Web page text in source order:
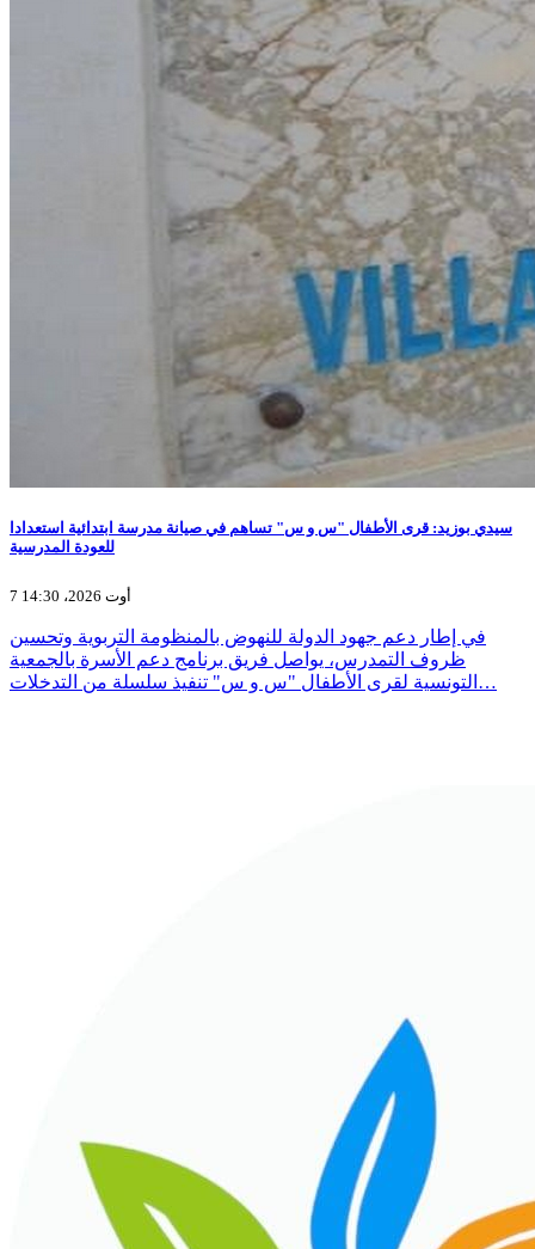
سيدي بوزيد: قرى الأطفال "س و س" تساهم في صيانة مدرسة ابتدائية استعدادا
للعودة المدرسية
7 أوت 2026، 14:30
في إطار دعم جهود الدولة للنهوض بالمنظومة التربوية وتحسين
ظروف التمدرس، يواصل فريق برنامج دعم الأسرة بالجمعية
التونسية لقرى الأطفال "س و س" تنفيذ سلسلة من التدخلات…